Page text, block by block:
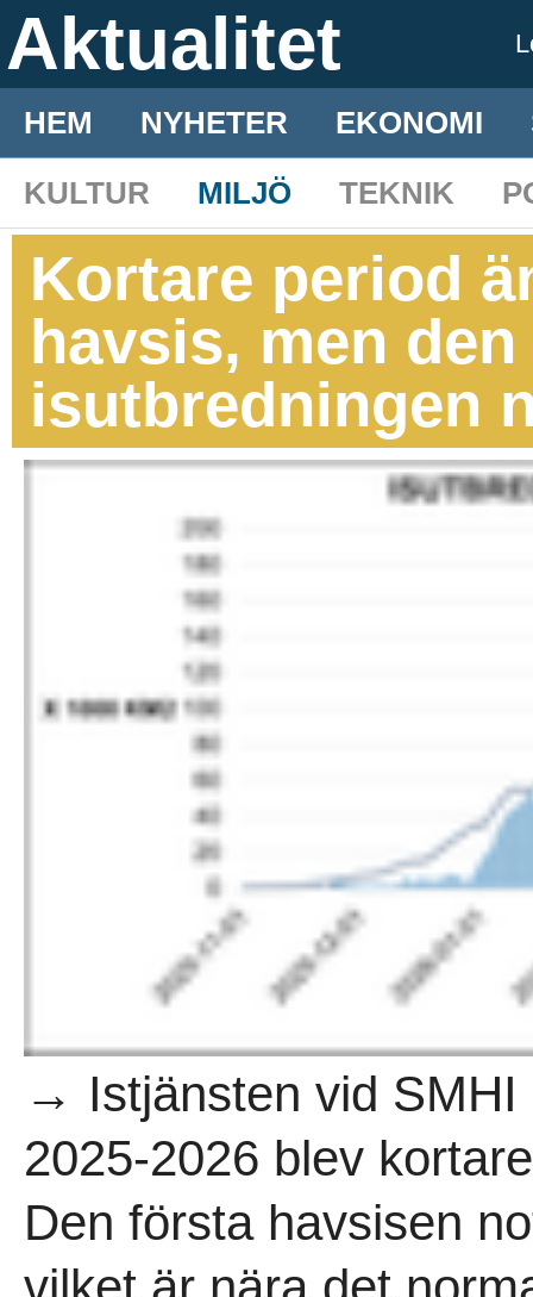
Aktualitet
HEM NYHETER EKONOMI
KULTUR
MILJÖ TEKNIK
Kortare period
havsis, men
isutbredningen
→ Istjänsten vid SMHI
2025-2026 blev
Den första havsisen